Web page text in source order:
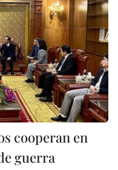
cooperan en
guerra